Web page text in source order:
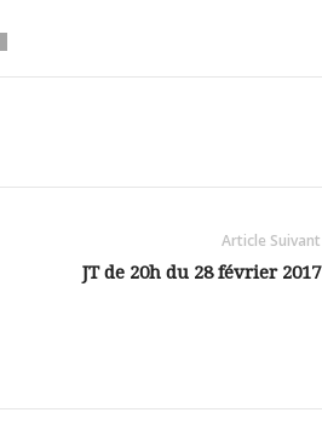
Article Suivant
JT de 20h du 28 février 2017